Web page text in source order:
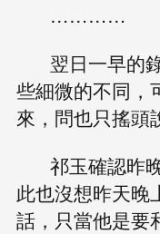
…………
翌日一早的
些細微的不同，
來，問也只搖頭
祁玉確認昨
此也沒想昨天晚
話，只當他是要